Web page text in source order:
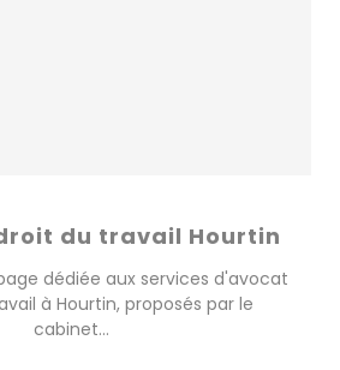
du travail Hourtin
dédiée aux services d'avocat
à Hourtin, proposés par le
cabinet...